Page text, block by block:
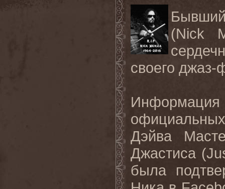
(Nick
своего
Дэйва
Джастиса
была